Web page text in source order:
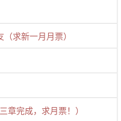
求新一月月票）
完成，求月票！）